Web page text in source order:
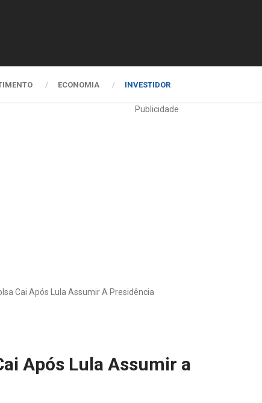
ECONOMIA INVESTIDOR
Publicidade
Cai Após Lula Assumir A Presidência
Após Lula Assumir a